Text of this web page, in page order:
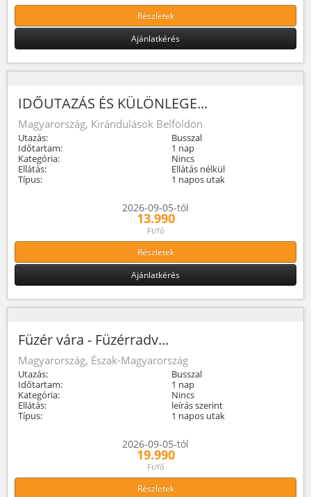
Részletek
Ajánlatkérés
IDŐUTAZÁS ÉS KÜLÖNLEGE...
Magyarország, Kirándulások Belföldön
Utazás:
Busszal
Időtartam:
1 nap
Kategória:
Nincs
Ellátás:
Ellátás nélkül
Típus:
1 napos utak
2026-09-05-tól
13.990
Ft/fő
Részletek
Ajánlatkérés
Füzér vára - Füzérradv...
Magyarország, Észak-Magyarország
Utazás:
Busszal
Időtartam:
1 nap
Kategória:
Nincs
Ellátás:
leírás szerint
Típus:
1 napos utak
2026-09-05-tól
19.990
Ft/fő
Részletek